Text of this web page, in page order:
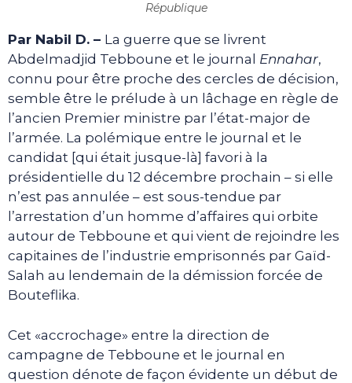
République
Par Nabil D. – La guerre que se livrent
Abdelmadjid Tebboune et le journal Ennahar,
connu pour être proche des cercles de décision,
semble être le prélude à un lâchage en règle de
l’ancien Premier ministre par l’état-major de
l’armée. La polémique entre le journal et le
candidat [qui était jusque-là] favori à la
présidentielle du 12 décembre prochain – si elle
n’est pas annulée – est sous-tendue par
l’arrestation d’un homme d’affaires qui orbite
autour de Tebboune et qui vient de rejoindre les
capitaines de l’industrie emprisonnés par Gaïd-
Salah au lendemain de la démission forcée de
Bouteflika.
Cet «accrochage» entre la direction de
campagne de Tebboune et le journal en
question dénote de façon évidente un début de